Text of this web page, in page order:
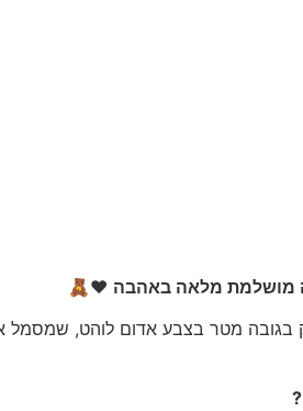
מושלמת מלאה באהבה ❤️🧸
בגובה מטר בצבע אדום לוהט, שמסמל